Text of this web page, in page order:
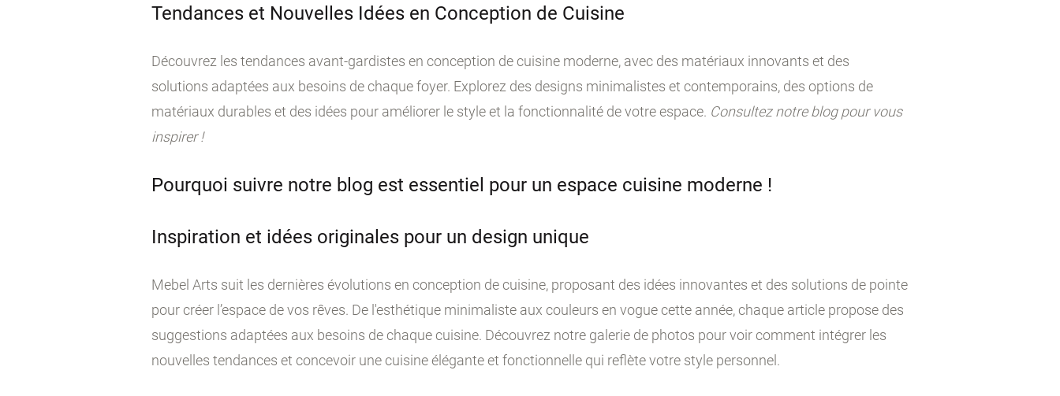
Tendances et Nouvelles Idées en Conception de Cuisine
Découvrez les tendances avant-gardistes en conception de cuisine moderne, avec des matériaux innovants et des
solutions adaptées aux besoins de chaque foyer. Explorez des designs minimalistes et contemporains, des options de
matériaux durables et des idées pour améliorer le style et la fonctionnalité de votre espace. Consultez notre blog pour vous
inspirer !
Pourquoi suivre notre blog est essentiel pour un espace cuisine moderne !
Inspiration et idées originales pour un design unique
Mebel Arts suit les dernières évolutions en conception de cuisine, proposant des idées innovantes et des solutions de pointe
pour créer l’espace de vos rêves. De l'esthétique minimaliste aux couleurs en vogue cette année, chaque article propose des
suggestions adaptées aux besoins de chaque cuisine. Découvrez notre galerie de photos pour voir comment intégrer les
nouvelles tendances et concevoir une cuisine élégante et fonctionnelle qui reflète votre style personnel.